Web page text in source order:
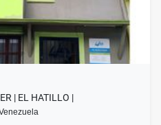
| EL HATILLO |